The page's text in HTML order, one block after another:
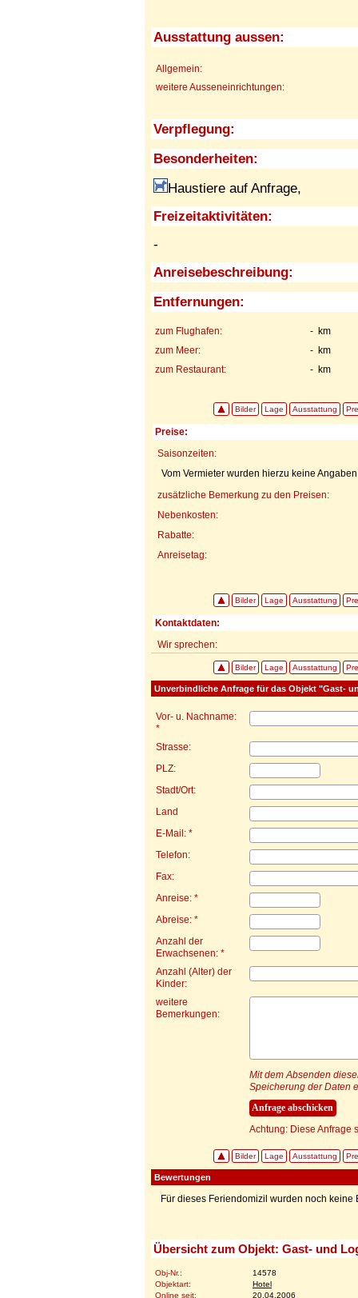
Ausstattung aussen:
Allgemein:
weitere Ausseneinrichtungen:
Verpflegung:
Besonderheiten:
Haustiere auf Anfrage,
Freizeitaktivitäten:
-
Anreisebeschreibung:
Entfernungen:
- km
zum Flughafen:
- km
zum Meer:
- km
zum Restaurant:
Bilder Lage Ausstattung
Preise:
Saisonzeiten:
Vom Vermieter wurden hierzu keine
zusätzliche Bemerkung zu den Preisen:
Nebenkosten:
Rabatte:
Anreisetag:
Bilder Lage Ausstattung
Kontaktdaten:
Wir sprechen:
Bilder Lage Ausstattung
Unverbindliche Anfrage für das Objekt "Gast-
Vor- u. Nachname:
*
Strasse:
PLZ:
Stadt/Ort:
Land
E-Mail: *
Telefon:
Fax:
Anreise: *
Abreise: *
Anzahl der
Erwachsenen: *
Anzahl (Alter) der
Kinder:
weitere
Bemerkungen:
Mit dem Absenden
Speicherung der Daten
Achtung: Diese Anfrage
Bilder Lage Ausstattung
Bewertungen
Für dieses Feriendomizil wurden noch
Übersicht zum Objekt: Gast- und
Obj-Nr.:
14578
Objektart:
Hotel
Online seit:
20.04.2006